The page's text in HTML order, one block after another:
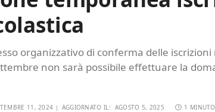
organizzativo di conferma delle
non sarà possibile effettuare la
11, 2024 AGGIORNATO IL: AGOSTO 5, 2025 1